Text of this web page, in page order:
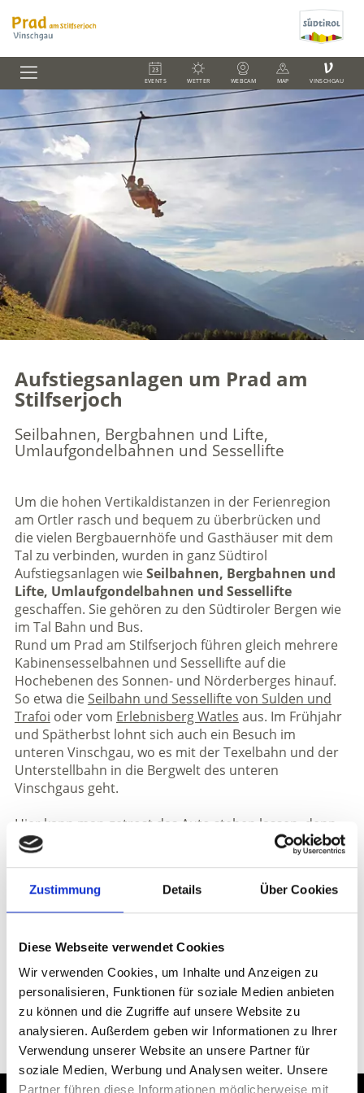
Zustimmung Details Über Cookies
Diese Webseite verwendet Cookies
Wir verwenden Cookies, um Inhalte und Anzeigen zu
personalisieren, Funktionen für soziale Medien anbieten
zu können und die Zugriffe auf unsere Website zu
analysieren. Außerdem geben wir Informationen zu Ihrer
Verwendung unserer Website an unsere Partner für
soziale Medien, Werbung und Analysen weiter. Unsere
Partner führen diese Informationen möglicherweise mit
EVENTS WETTER WEBCAM MAP
V
VINSCHGAU
Aufstiegsanlagen um Prad am
Stilfserjoch
Seilbahnen, Bergbahnen und Lifte,
Umlaufgondelbahnen und Sessellifte
Um die hohen Vertikaldistanzen in der Ferienregion
am Ortler rasch und bequem zu überbrücken und
die vielen Bergbauernhöfe und Gasthäuser mit dem
Tal zu verbinden, wurden in ganz Südtirol
Aufstiegsanlagen wieSeilbahnen, Bergbahnen und
Lifte, Umlaufgondelbahnen und Sessellifte
geschaffen. Sie gehören zu den Südtiroler Bergen wie
im Tal Bahn und Bus.
Rund um Prad am Stilfserjoch führen gleich mehrere
Kabinensesselbahnen und Sessellifte auf die
Hochebenen des Sonnen- und Nörderberges hinauf.
So etwa dieSeilbahn und Sessellifte von Sulden und
Trafoi oder vom Erlebnisberg Watles aus. Im Frühjahr
und Spätherbst lohnt sich auch ein Besuch im
unteren Vinschgau, wo es mit der Texelbahn und der
Unterstellbahn in die Bergwelt des unteren
Vinschgaus geht.
Hier kann man getrost das Auto stehen lassen, denn
als Inhaber der Vinschgau Card oder mit einer der
Vorteilskarten
Startpunkten der Bergtouren zu gelangen.
SEILBAHNEN & LIFTE IM VINSCHGAU AUF
KARTE ANZEIGEN